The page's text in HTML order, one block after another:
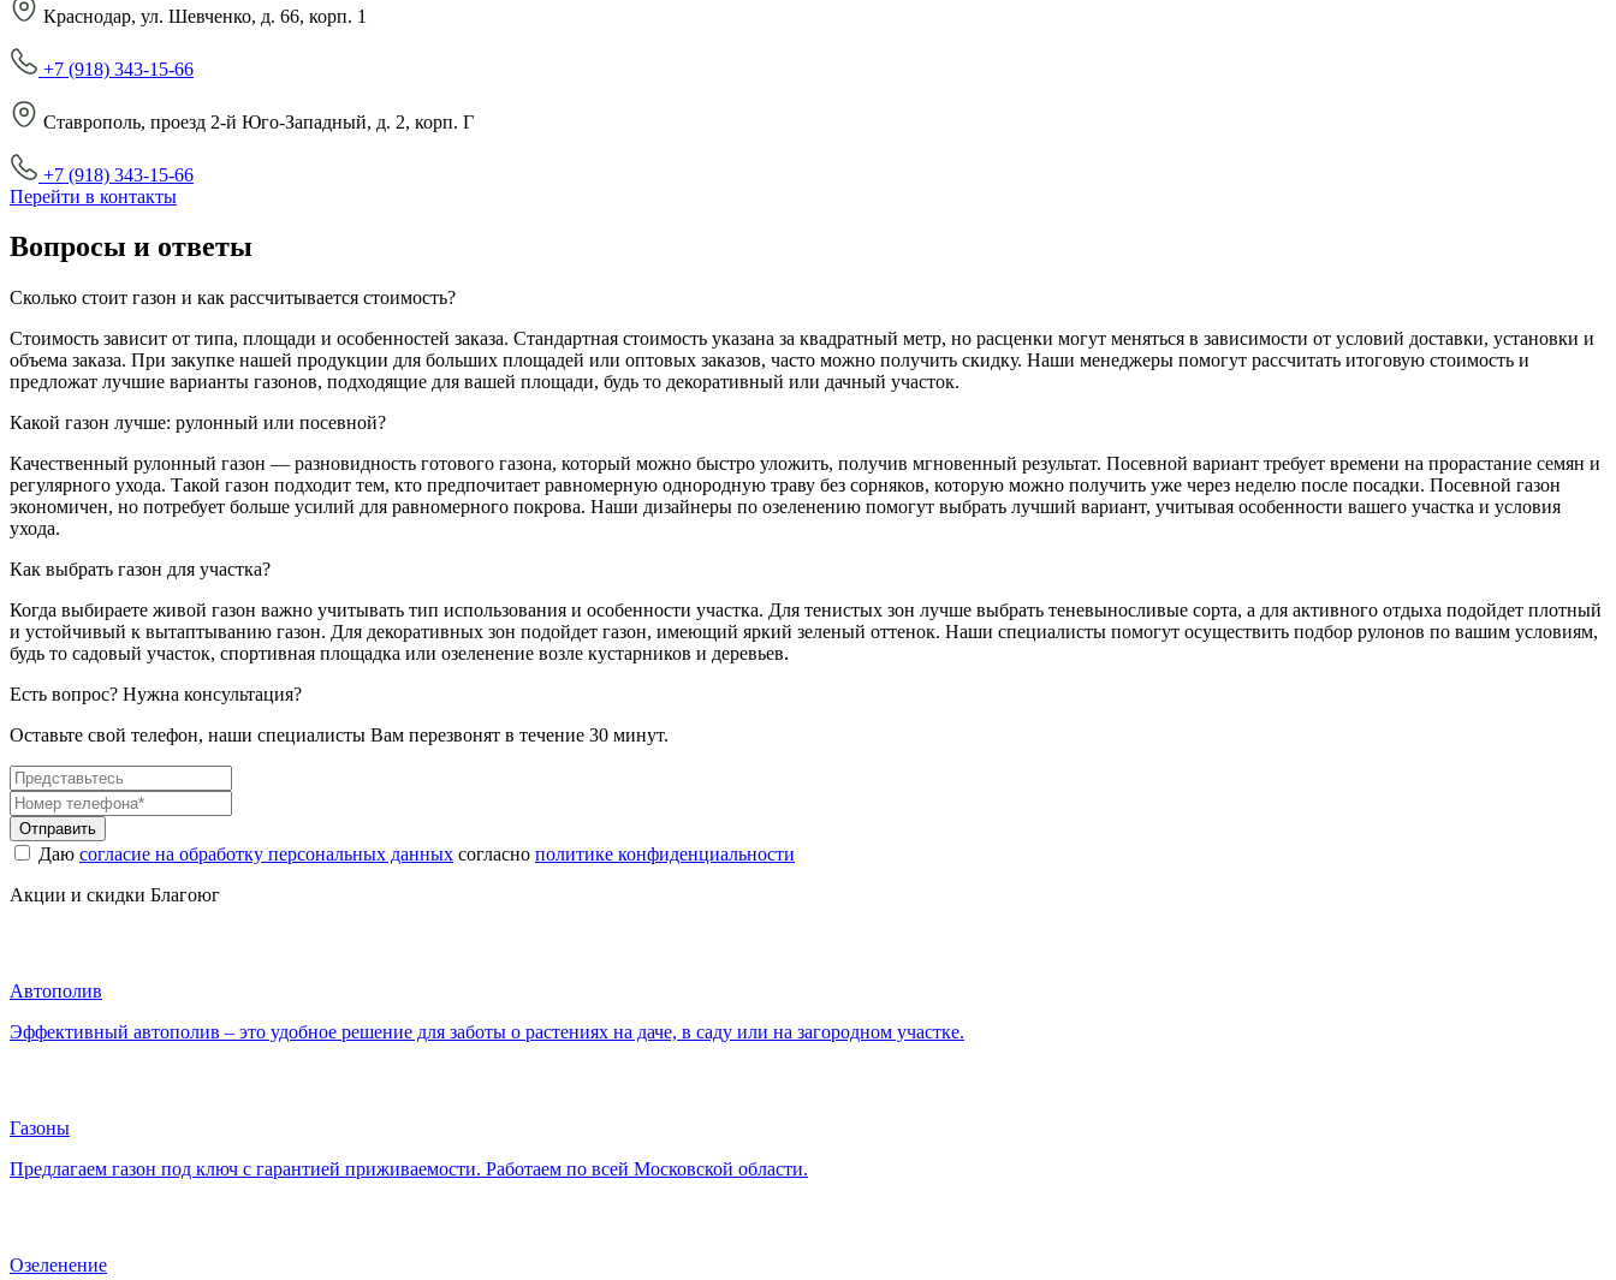
Краснодар, ул. Шевченко, д. 66, корп. 1
+7 (918) 343-15-66
Ставрополь, проезд 2-й Юго-Западный, д. 2, корп. Г
+7 (918) 343-15-66
Перейти в контакты
Вопросы и ответы
Сколько стоит газон и как рассчитывается стоимость?
Стоимость зависит от типа, площади и особенностей заказа. Стандартная стоимость указана за квадратный метр, но расценки могут меняться в зависимости от условий доставки, установки и
объема заказа. При закупке нашей продукции для больших площадей или оптовых заказов, часто можно получить скидку. Наши менеджеры помогут рассчитать итоговую стоимость и
предложат лучшие варианты газонов, подходящие для вашей площади, будь то декоративный или дачный участок.
Какой газон лучше: рулонный или посевной?
Качественный рулонный газон — разновидность готового газона, который можно быстро уложить, получив мгновенный результат. Посевной вариант требует времени на прорастание семян и
регулярного ухода. Такой газон подходит тем, кто предпочитает равномерную однородную траву без сорняков, которую можно получить уже через неделю после посадки. Посевной газон
экономичен, но потребует больше усилий для равномерного покрова. Наши дизайнеры по озеленению помогут выбрать лучший вариант, учитывая особенности вашего участка и условия
ухода.
Как выбрать газон для участка?
Когда выбираете живой газон важно учитывать тип использования и особенности участка. Для тенистых зон лучше выбрать теневыносливые сорта, а для активного отдыха подойдет плотный
и устойчивый к вытаптыванию газон. Для декоративных зон подойдет газон, имеющий яркий зеленый оттенок. Наши специалисты помогут осуществить подбор рулонов по вашим условиям,
будь то садовый участок, спортивная площадка или озеленение возле кустарников и деревьев.
Есть вопрос? Нужна консультация?
Оставьте свой телефон, наши специалисты Вам перезвонят в течение 30 минут.
Отправить
Даю согласие на обработку персональных данных согласно политике конфиденциальности
Акции и скидки Благоюг
Автополив
Эффективный автополив – это удобное решение для заботы о растениях на даче, в саду или на загородном участке.
Газоны
Предлагаем газон под ключ с гарантией приживаемости. Работаем по всей Московской области.
Озеленение